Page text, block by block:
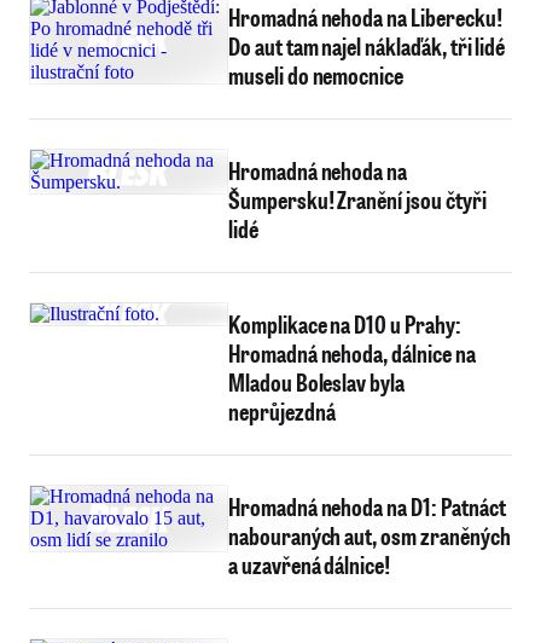
Hromadná nehoda na Liberecku!
Do aut tam najel náklaďák, tři lidé
museli do nemocnice
Hromadná nehoda na
Šumpersku! Zranění jsou čtyři
lidé
Komplikace na D10 u Prahy:
Hromadná nehoda, dálnice na
Mladou Boleslav byla
neprůjezdná
Hromadná nehoda na D1: Patnáct
nabouraných aut, osm zraněných
a uzavřená dálnice!